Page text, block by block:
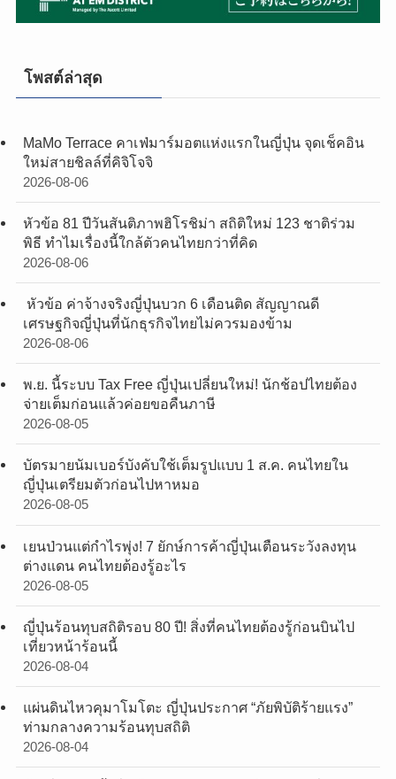
โพสต์ล่าสุด
MaMo Terrace คาเฟ่มาร์มอตแห่งแรกในญี่ปุ่น จุดเช็คอิน
ใหม่สายชิลล์ที่คิจิโจจิ
2026-08-06
หัวข้อ 81 ปีวันสันติภาพฮิโรชิม่า สถิติใหม่ 123 ชาติร่วม
พิธี ทำไมเรื่องนี้ใกล้ตัวคนไทยกว่าที่คิด
2026-08-06
หัวข้อ ค่าจ้างจริงญี่ปุ่นบวก 6 เดือนติด สัญญาณดี
เศรษฐกิจญี่ปุ่นที่นักธุรกิจไทยไม่ควรมองข้าม
2026-08-06
พ.ย. นี้ระบบ Tax Free ญี่ปุ่นเปลี่ยนใหม่! นักช้อปไทยต้อง
จ่ายเต็มก่อนแล้วค่อยขอคืนภาษี
2026-08-05
บัตรมายนัมเบอร์บังคับใช้เต็มรูปแบบ 1 ส.ค. คนไทยใน
ญี่ปุ่นเตรียมตัวก่อนไปหาหมอ
2026-08-05
เยนป่วนแต่กำไรพุ่ง! 7 ยักษ์การค้าญี่ปุ่นเตือนระวังลงทุน
ต่างแดน คนไทยต้องรู้อะไร
2026-08-05
ญี่ปุ่นร้อนทุบสถิติรอบ 80 ปี! สิ่งที่คนไทยต้องรู้ก่อนบินไป
เที่ยวหน้าร้อนนี้
2026-08-04
แผ่นดินไหวคุมาโมโตะ ญี่ปุ่นประกาศ “ภัยพิบัติร้ายแรง”
ท่ามกลางความร้อนทุบสถิติ
2026-08-04